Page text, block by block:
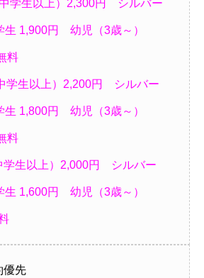
学生以上）2,300円 シルバー
生 1,900円 幼児（3歳～）
料
生以上）2,200円 シルバー
生 1,800円 幼児（3歳～）
料
生以上）2,000円 シルバー
生 1,600円 幼児（3歳～）
先